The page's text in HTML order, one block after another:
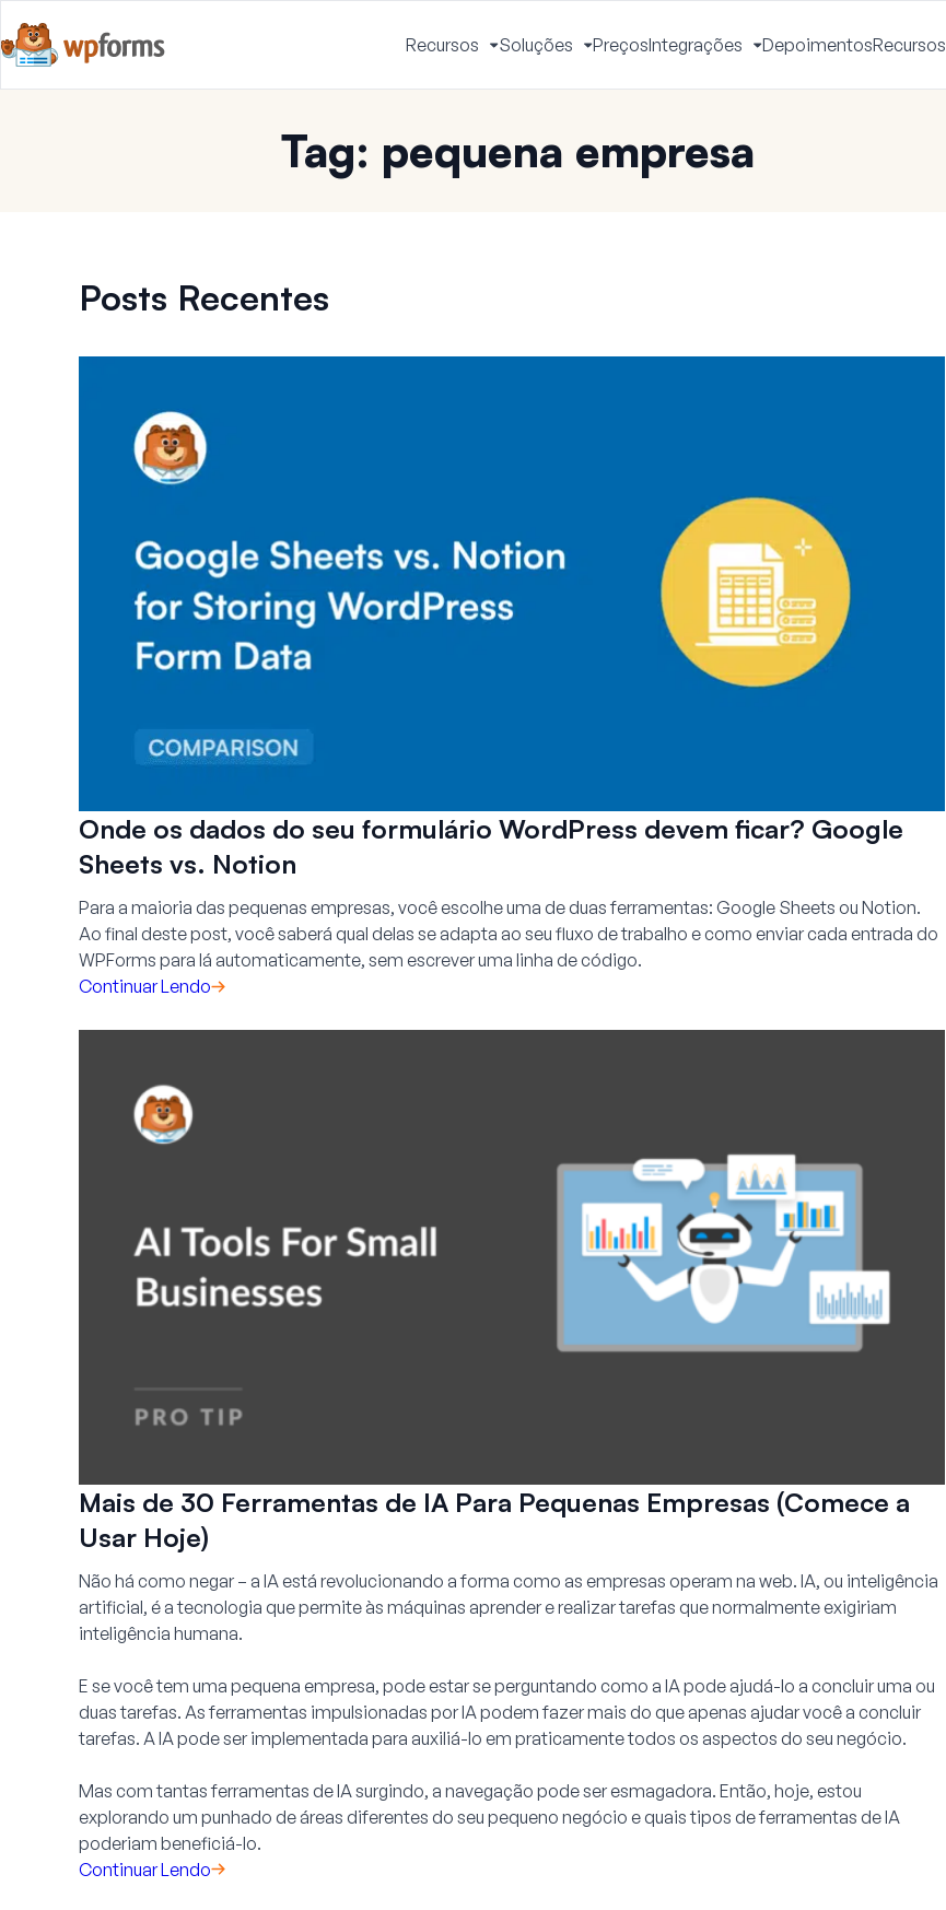
Recursos
Alternar
Menu
Soluções
Alternar
Menu
PreçosIntegrações
Alternar
Menu
DepoimentosRecursos
Tag: pequena empresa
Posts Recentes
Onde os dados do seu formulário WordPress devem ficar? Google
Sheets vs. Notion
Para a maioria das pequenas empresas, você escolhe uma de duas ferramentas: Google Sheets ou Notion.
Ao final deste post, você saberá qual delas se adapta ao seu fluxo de trabalho e como enviar cada entrada do
WPForms para lá automaticamente, sem escrever uma linha de código.
Continuar Lendo
Mais de 30 Ferramentas de IA Para Pequenas Empresas (Comece a
Usar Hoje)
Não há como negar – a IA está revolucionando a forma como as empresas operam na web. IA, ou inteligência
artificial, é a tecnologia que permite às máquinas aprender e realizar tarefas que normalmente exigiriam
inteligência humana.
E se você tem uma pequena empresa, pode estar se perguntando como a IA pode ajudá-lo a concluir uma ou
duas tarefas. As ferramentas impulsionadas por IA podem fazer mais do que apenas ajudar você a concluir
tarefas. A IA pode ser implementada para auxiliá-lo em praticamente todos os aspectos do seu negócio.
Mas com tantas ferramentas de IA surgindo, a navegação pode ser esmagadora. Então, hoje, estou
explorando um punhado de áreas diferentes do seu pequeno negócio e quais tipos de ferramentas de IA
poderiam beneficiá-lo.
Continuar Lendo